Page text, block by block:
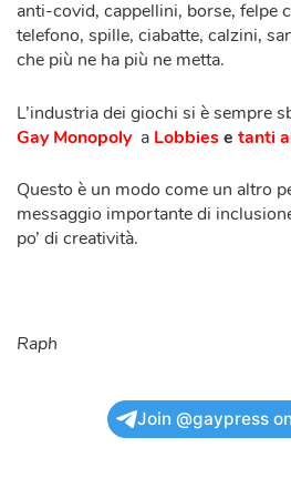
anti-covid, cappellini, borse, felpe
telefono, spille, ciabatte, calzini,
che più ne ha più ne metta.
L’industria dei giochi si è sempre
Gay Monopolya Lobbiese tanti
Questo è un modo come un altro
messaggio importante di
po’ di creatività.
Raph
Join @gaypress